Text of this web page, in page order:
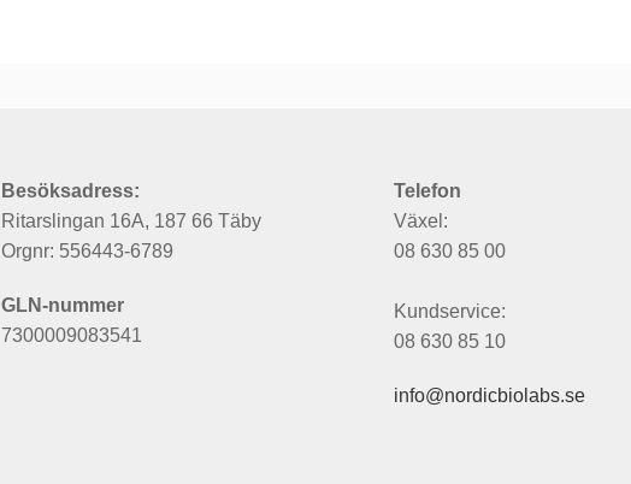
Besöksadress:
Ritarslingan 16A, 187 66 Täby
Orgnr: 556443-6789
GLN-nummer
7300009083541
Telefon
Växel:
08 630 85 00
Kundservice:
08 630 85 10
info@nordicbiolabs.se